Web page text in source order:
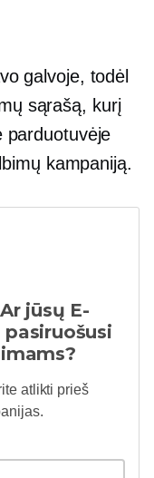
galvoje, todėl
sąrašą, kurį
parduotuvėje
kampaniją.
jūsų E-
atlikti prieš